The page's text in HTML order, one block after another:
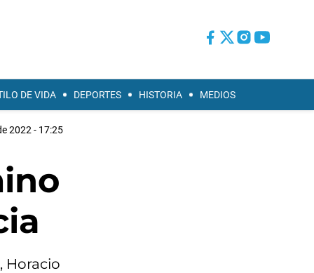
DE VIDA DEPORTES HISTORIA MEDIOS
2022 - 17:25
Horacio